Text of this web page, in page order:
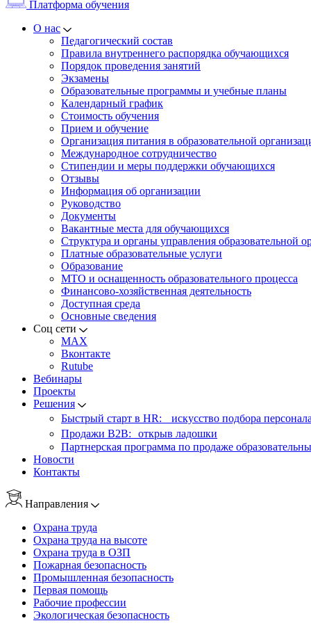
Платформа обучения
О нас
Педагогический состав
Правила внутреннего распорядка обучающихся
Порядок проведения занятий
Экзамены
Образовательные программы и учебные планы
Календарный график
Стоимость обучения
Прием и обучение
Организация питания в образовательной
Международное сотрудничество
Стипендии и меры поддержки обучающихся
Отзывы
Информация об организации
Руководство
Документы
Вакантные места для обучающихся
Структура и органы управления образовательной
Платные образовательные услуги
Образование
МТО и оснащенность образовательного процесса
Финансово-хозяйственная деятельность
Доступная среда
Основные сведения
Соц сети
MAX
Вконтакте
Rutube
Вебинары
Проекты
Решения
Быстрый старт в HR: искусство подбора персонала
Продажи B2B: открыв ладошки
Партнерская программа по продаже
Новости
Контакты
Направления
Охрана труда
Охрана труда на высоте
Охрана труда в ОЗП
Пожарная безопасность
Промышленная безопасность
Первая помощь
Рабочие профессии
Экологическая безопасность